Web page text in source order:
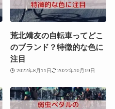
荒北靖友の自転車ってどこ
のブランド？特徴的な色に
注目
2022年8月11日 2022年10月19日